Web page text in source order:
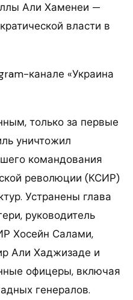
Али Хаменеи —
власти в
канале «Украина
только за первые
уничтожил
командования
революции (КСИР)
Устранены глава
руководитель
Хосейн Салами,
Али Хаджизаде и
офицеры, включая
генералов.